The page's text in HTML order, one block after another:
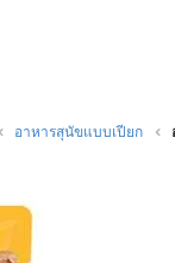
อาหารสุนัขแบบเปียก